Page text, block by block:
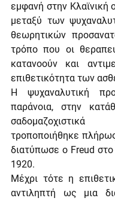
εμφανή στην Κλαϊνική
μεταξύ των
θεωρητικών
τρόπο που οι
κατανοούν και
επιθετικότητα των
Η ψυχαναλυτική
παράνοια, στην
τροποποιήθηκε
διατύπωσε ο Freud στο
1920.
Μέχρι τότε η
αντιληπτή ως μια